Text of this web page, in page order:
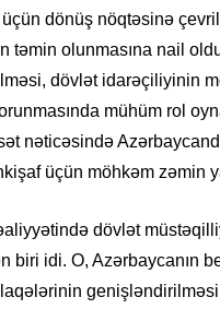
üçün dönüş nöqtəsinə
təmin olunmasına nail
dövlət idarəçiliyinin
mühüm rol
nəticəsində
üçün möhkəm zəmin
dövlət
biri idi. O, Azərbaycanın
genişləndirilməsi